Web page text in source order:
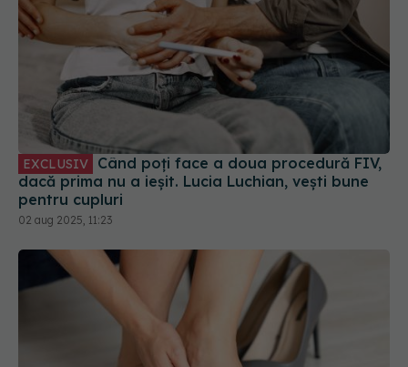
EXCLUSIV Când poți face a doua procedură FIV,
dacă prima nu a ieșit. Lucia Luchian, vești bune
pentru cupluri
02 aug 2025, 11:23